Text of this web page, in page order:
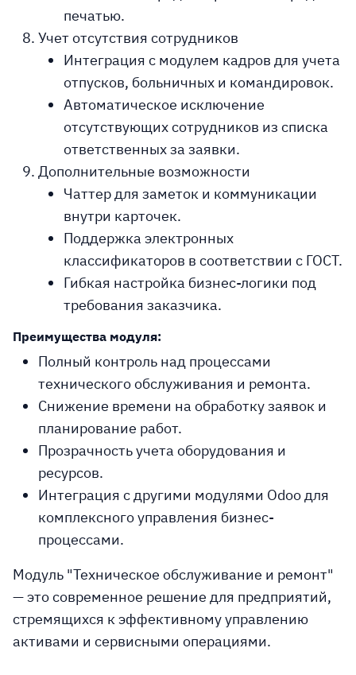
печатью.
Учет отсутствия сотрудников
Интеграция с модулем кадров для учета
отпусков, больничных и командировок.
Автоматическое исключение
отсутствующих сотрудников из списка
ответственных за заявки.
Дополнительные возможности
Чаттер для заметок и коммуникации
внутри карточек.
Поддержка электронных
классификаторов в соответствии с ГОСТ.
Гибкая настройка бизнес-логики под
требования заказчика.
Преимущества модуля:
Полный контроль над процессами
технического обслуживания и ремонта.
Снижение времени на обработку заявок и
планирование работ.
Прозрачность учета оборудования и
ресурсов.
Интеграция с другими модулями Odoo для
комплексного управления бизнес-
процессами.
Модуль "Техническое обслуживание и ремонт"
— это современное решение для предприятий,
стремящихся к эффективному управлению
активами и сервисными операциями.